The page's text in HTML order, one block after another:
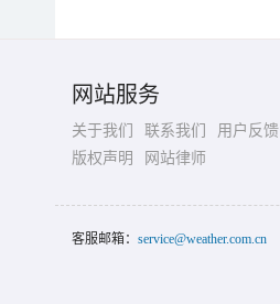
网站服务
关于我们 联系我们
用户反馈
版权声明
网站律师
客服邮箱： service@weather.com.cn